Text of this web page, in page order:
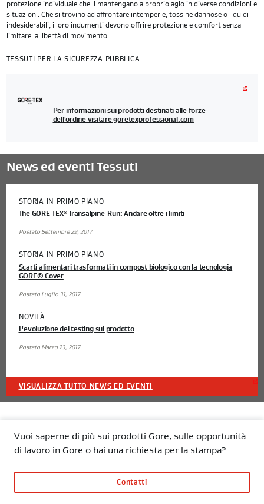
protezione individuale che li mantengano a proprio agio in diverse condizioni e
situazioni. Che si trovino ad affrontare intemperie, tossine dannose o liquidi
indesiderabili, i loro indumenti devono offrire protezione e comfort senza
limitare la libertà di movimento.
TESSUTI PER LA SICUREZZA PUBBLICA
Per informazioni sui prodotti destinati alle forze
dell'ordine visitare goretexprofessional.com
News ed eventi Tessuti
STORIA IN PRIMO PIANO
The GORE-TEX®Transalpine-Run: Andare oltre i limiti
Postato Settembre 29, 2017
STORIA IN PRIMO PIANO
Scarti alimentari trasformati in compost biologico con la tecnologia
GORE® Cover
Postato Luglio 31, 2017
NOVITÀ
L'evoluzione del testing sul prodotto
Postato Marzo 23, 2017
VISUALIZZA TUTTO NEWS ED EVENTI
Vuoi saperne di più sui prodotti Gore, sulle opportunità
di lavoro in Gore o hai una richiesta per la stampa?
Contatti